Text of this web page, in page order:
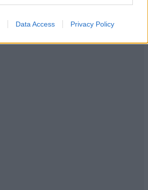
Data Access Privacy Policy